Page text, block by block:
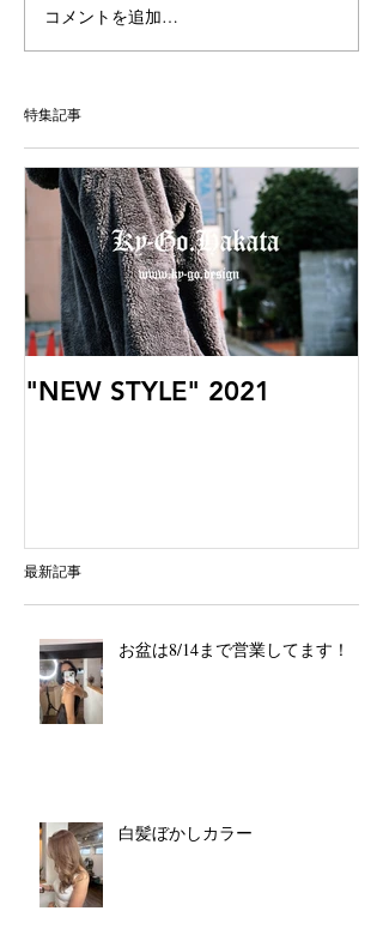
コメントを追加…
特集記事
"NEW STYLE" 2021
最新記事
お盆は8/14まで営業してます！
白髪ぼかしカラー